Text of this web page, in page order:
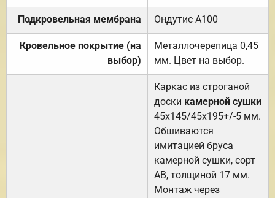
Подкровельная мембрана Ондутис А100
Кровельное покрытие (на
выбор)
Металлочерепица 0,45
мм. Цвет на выбор.
Каркас из строганой
доски камерной сушки
45х145/45х195+/-5 мм.
Обшиваются
имитацией бруса
камерной сушки, сорт
АВ, толщиной 17 мм.
Монтаж через